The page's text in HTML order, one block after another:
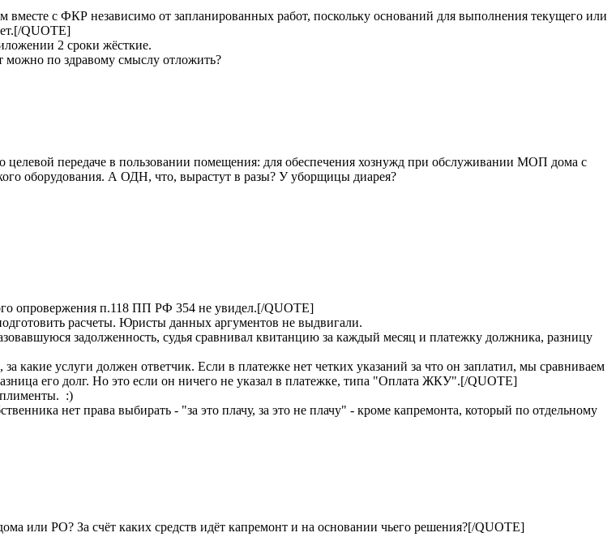
вместе с ФКР независимо от запланированных работ, поскольку оснований для выполнения текущего или
QUOTE]
2 сроки жёсткие.
можно по здравому смыслу отложить?
передаче в пользовании помещения: для обеспечения хознужд при обслуживании МОП дома с
оборудования. А ОДН, что, вырастут в разы? У уборщицы диарея?
опровержения п.118 ПП РФ 354 не увидел.[/QUOTE]
расчеты. Юристы данных аргументов не выдвигали.
задолженность, судья сравнивал квитанцию за каждый месяц и платежку должника, разницу
какие услуги должен ответчик. Если в платежке нет четких указаний за что он заплатил, мы сравниваем
его долг. Но это если он ничего не указал в платежке, типа "Оплата ЖКУ".[/QUOTE]
:)
нет права выбирать - "за это плачу, за это не плачу" - кроме капремонта, который по отдельному
или РО? За счёт каких средств идёт капремонт и на основании чьего решения?[/QUOTE]